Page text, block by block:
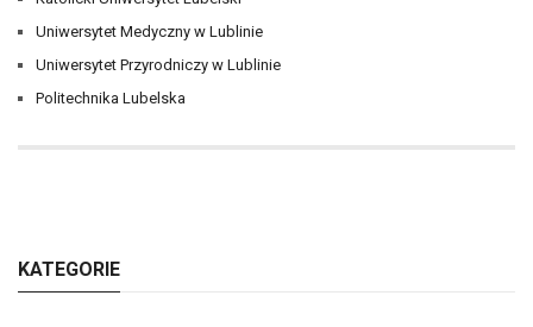
Uniwersytet Medyczny w Lublinie
Uniwersytet Przyrodniczy w Lublinie
Politechnika Lubelska
KATEGORIE